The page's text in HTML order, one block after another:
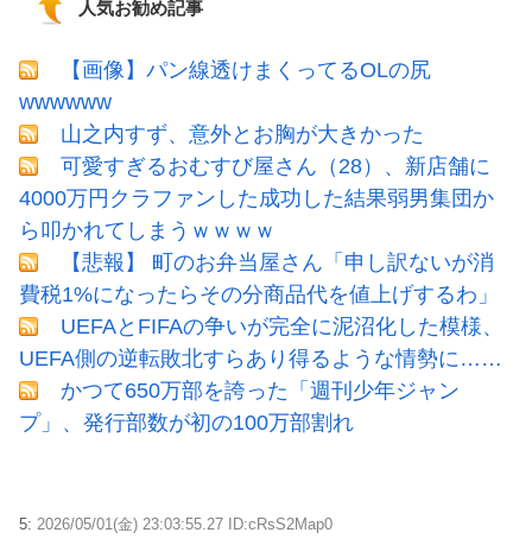
人気お勧め記事
【画像】パン線透けまくってるOLの尻
wwwwww
山之内すず、意外とお胸が大きかった
可愛すぎるおむすび屋さん（28）、新店舗に
4000万円クラファンした成功した結果弱男集団か
ら叩かれてしまうｗｗｗｗ
【悲報】 町のお弁当屋さん「申し訳ないが消
費税1%になったらその分商品代を値上げするわ」
UEFAとFIFAの争いが完全に泥沼化した模様、
UEFA側の逆転敗北すらあり得るような情勢に……
かつて650万部を誇った「週刊少年ジャン
プ」、発行部数が初の100万部割れ
5: 2026/05/01(金) 23:03:55.27 ID:cRsS2Map0